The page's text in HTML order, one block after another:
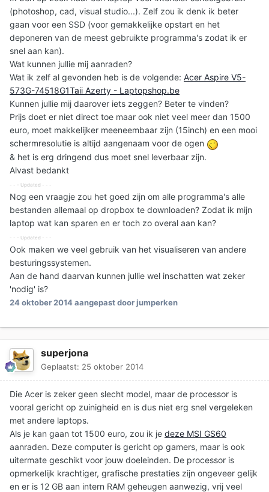
(photoshop, cad, visual studio...). Zelf zou ik denk ik beter
gaan voor een SSD (voor gemakkelijke opstart en het
deponeren van de meest gebruikte programma's zodat ik er
snel aan kan).
Wat kunnen jullie mij aanraden?
Wat ik zelf al gevonden heb is de volgende: Acer Aspire V5-
573G-74518G1Taii Azerty - Laptopshop.be
Kunnen jullie mij daarover iets zeggen? Beter te vinden?
Prijs doet er niet direct toe maar ook niet veel meer dan 1500
euro, moet makkelijker meeneembaar zijn (15inch) en een mooi
schermresolutie is altijd aangenaam voor de ogen
& het is erg dringend dus moet snel leverbaar zijn.
Alvast bedankt
- - - Updated - - -
Nog een vraagje zou het goed zijn om alle programma's alle
bestanden allemaal op dropbox te downloaden? Zodat ik mijn
laptop wat kan sparen en er toch zo overal aan kan?
- - - Updated - - -
Ook maken we veel gebruik van het visualiseren van andere
besturingssystemen.
Aan de hand daarvan kunnen jullie wel inschatten wat zeker
'nodig' is?
24 oktober 2014aangepast door jumperken
superjona
Geplaatst: 25 oktober 2014
Die Acer is zeker geen slecht model, maar de processor is
vooral gericht op zuinigheid en is dus niet erg snel vergeleken
met andere laptops.
Als je kan gaan tot 1500 euro, zou ik je deze MSI GS60
aanraden. Deze computer is gericht op gamers, maar is ook
uitermate geschikt voor jouw doeleinden. De processor is
opmerkelijk krachtiger, grafische prestaties zijn ongeveer gelijk
en er is 12 GB aan intern RAM geheugen aanwezig, vrij veel